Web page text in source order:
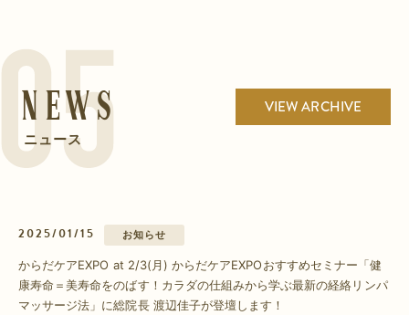
News
ニュース
VIEW ARCHIVE
2025/01/15 お知らせ
からだケアEXPO at 2/3(月) からだケアEXPOおすすめセミナー「健
康寿命＝美寿命をのばす！カラダの仕組みから学ぶ最新の経絡リンパ
マッサージ法」に総院長 渡辺佳子が登壇します！